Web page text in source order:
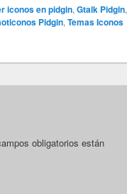
iconos en pidgin,Gtalk Pidgin,
Pidgin,Temas Iconos
obligatorios están